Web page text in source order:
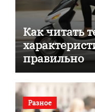
Как читать
правильно
Разное